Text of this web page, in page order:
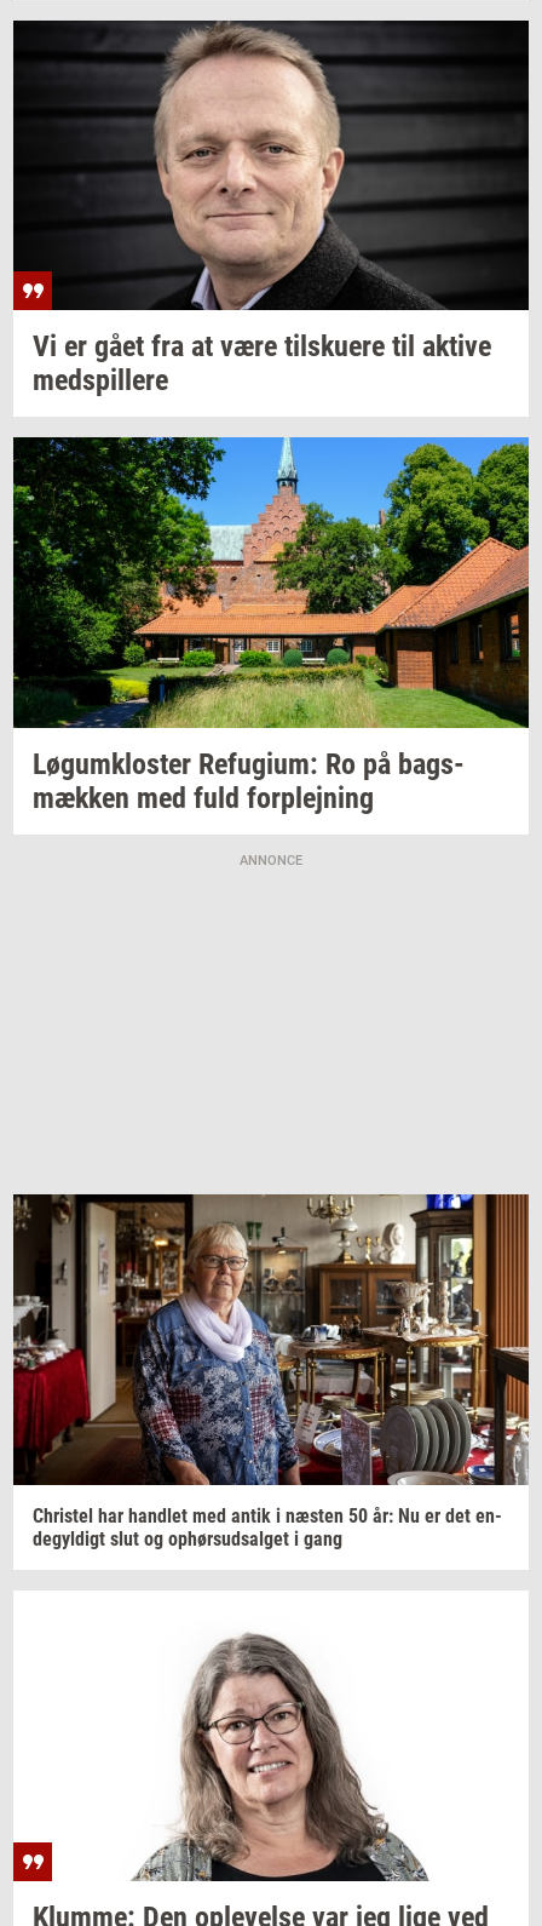
Vi er gået fra at være til­sku­e­re til ak­ti­ve
med­spil­le­re
Løgum­klo­ster Re­fu­gi­um: Ro på bags­
mæk­ken med fuld for­plej­ning
ANNONCE
Chri­stel har hand­let med antik i næ­sten 50 år: Nu er det en­
de­gyl­digt slut og op­hør­s­ud­sal­get i gang
Klum­me: Den op­le­vel­se var jeg lige ved